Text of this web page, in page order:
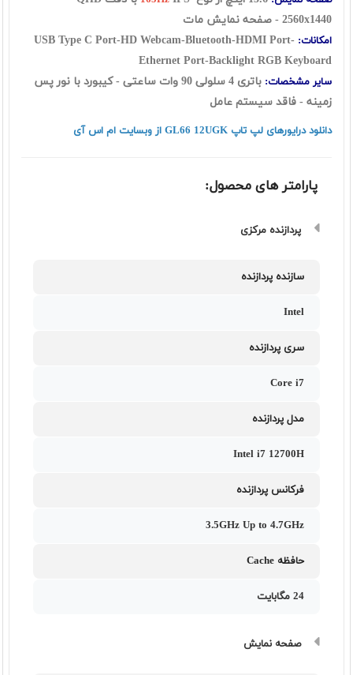
2560x1440 - صفحه نمایش مات
امکانات: USB Type C Port-HD Webcam-Bluetooth-HDMI Port-
Ethernet Port-Backlight RGB Keyboard
سایر مشخصات:
باتری 4 سلولی 90 وات ساعتی - کیبورد با نور پس
زمینه - فاقد سیستم عامل
دانلود درایورهای لپ تاپ GL66 12UGK از وبسایت ام اس آی
پارامتر های محصول:
پردازنده مرکزی
سازنده پردازنده
Intel
سری پردازنده
Core i7
مدل پردازنده
Intel i7 12700H
فرکانس پردازنده
3.5GHz Up to 4.7GHz
حافظه Cache
24 مگابایت
صفحه نمایش